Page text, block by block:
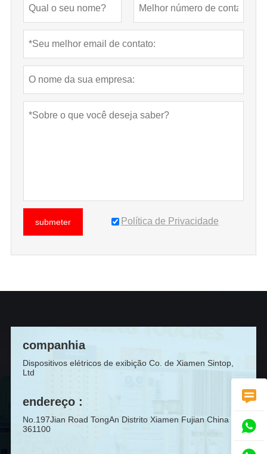
submeter Política de Privacidade
companhia
Dispositivos elétricos de exibição Co. de Xiamen Sintop,
Ltd
endereço :
No.197Jian Road TongAn Distrito Xiamen Fujian China
361100

